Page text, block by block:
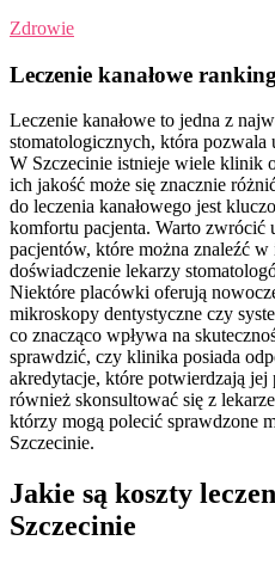
Zdrowie
Leczenie kanałowe
Leczenie kanałowe to jedna z
stomatologicznych, która pozwala
W Szczecinie istnieje wiele klinik
ich jakość może się znacznie
do leczenia kanałowego jest
komfortu pacjenta. Warto zwrócić
pacjentów, które można znaleźć w
doświadczenie lekarzy
Niektóre placówki oferują
mikroskopy dentystyczne czy
co znacząco wpływa na
sprawdzić, czy klinika posiada
akredytacje, które potwierdzają
również skonsultować się z
którzy mogą polecić sprawdzone
Szczecinie.
Jakie są koszty
Szczecinie